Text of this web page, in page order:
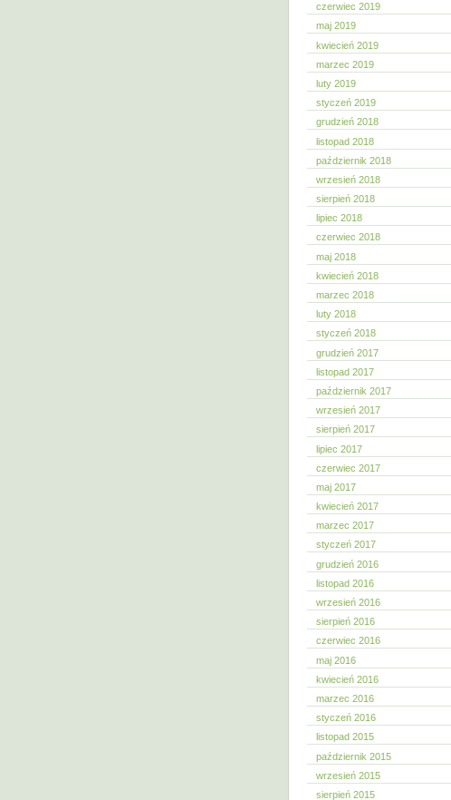
czerwiec 2019
maj 2019
kwiecień 2019
marzec 2019
luty 2019
styczeń 2019
grudzień 2018
listopad 2018
październik 2018
wrzesień 2018
sierpień 2018
lipiec 2018
czerwiec 2018
maj 2018
kwiecień 2018
marzec 2018
luty 2018
styczeń 2018
grudzień 2017
listopad 2017
październik 2017
wrzesień 2017
sierpień 2017
lipiec 2017
czerwiec 2017
maj 2017
kwiecień 2017
marzec 2017
styczeń 2017
grudzień 2016
listopad 2016
wrzesień 2016
sierpień 2016
czerwiec 2016
maj 2016
kwiecień 2016
marzec 2016
styczeń 2016
listopad 2015
październik 2015
wrzesień 2015
sierpień 2015